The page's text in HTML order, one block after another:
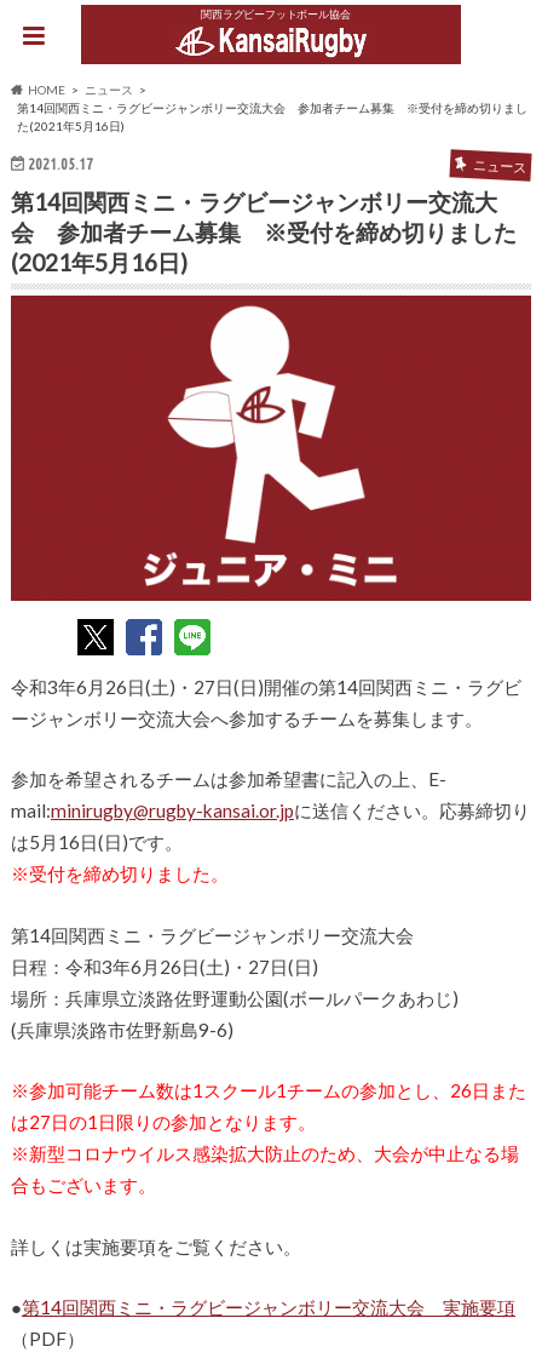
関西ラグビーフットボール協会
HOME
ニュース
第14回関西ミニ・ラグビージャンボリー交流大会 参加者チーム募集 ※受付を締め切りまし
た(2021年5月16日)
2021.05.17 ニュース
第14回関西ミニ・ラグビージャンボリー交流大
会 参加者チーム募集 ※受付を締め切りました
(2021年5月16日)
令和3年6月26日(土)・27日(日)開催の第14回関西ミニ・ラグビ
ージャンボリー交流大会へ参加するチームを募集します。
参加を希望されるチームは参加希望書に記入の上、E-
mail:minirugby@rugby-kansai.or.jpに送信ください。応募締切り
は5月16日(日)です。
※受付を締め切りました。
第14回関西ミニ・ラグビージャンボリー交流大会
日程：令和3年6月26日(土)・27日(日)
場所：兵庫県立淡路佐野運動公園(ボールパークあわじ)
(兵庫県淡路市佐野新島9-6)
※参加可能チーム数は1スクール1チームの参加とし、26日また
は27日の1日限りの参加となります。
※新型コロナウイルス感染拡大防止のため、大会が中止なる場
合もございます。
詳しくは実施要項をご覧ください。
●第14回関西ミニ・ラグビージャンボリー交流大会 実施要項
（PDF）